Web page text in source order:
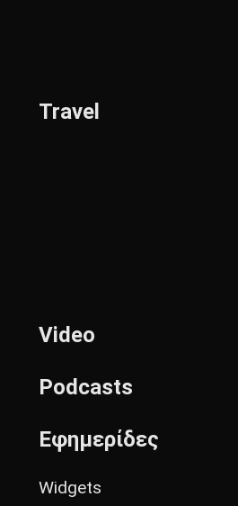
Travel
Video
Podcasts
Εφημερίδες
Widgets